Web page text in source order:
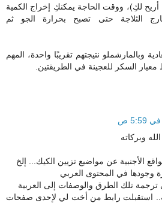
لكِ)، ووقت الحاجة يمكنكِ إخراج الكمية
الثلاجة حتى تصبح بحرارة الجو ثم
وبالمارشملو نتيجتهم تقريبًا واحدة، المهم
السكر للعجينة في الطريقتين.
وبركاته
الأجنبية عن مواضيع تزيين الكيك... إلخ
وجودها في المحتوى العربي
تلك الطرق والوصفات إلى العربية
استقبلت رابط من أخت لي لإحدى صفحات